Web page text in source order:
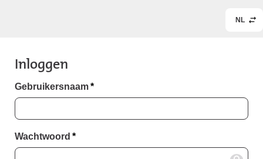
NL
Inloggen
Gebruikersnaam*
Wachtwoord *